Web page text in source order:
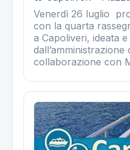
Venerdì 26 luglio
con la quarta
a Capoliveri, ideata
dall’amministrazione
collaborazione con